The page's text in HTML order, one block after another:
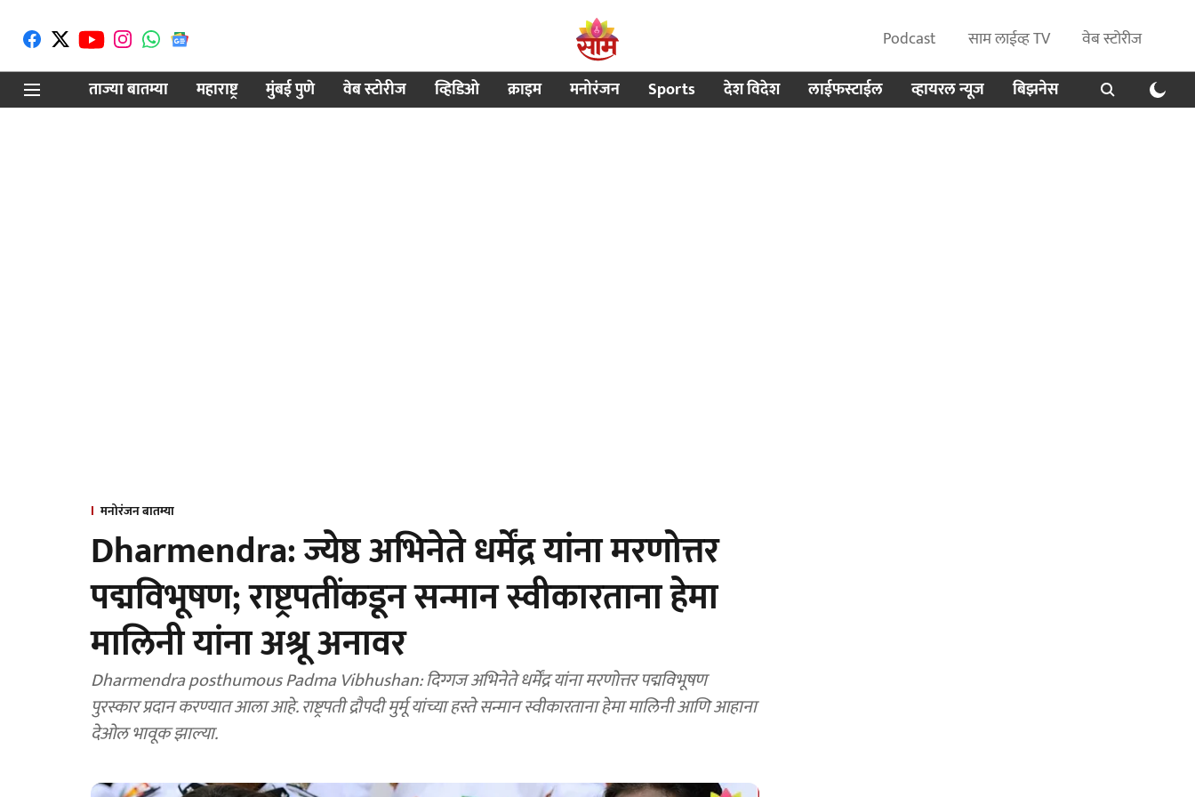
Podcast साम लाईव्ह TV
वेब स्टोरीज
ताज्या बातम्या
महाराष्ट्र मुंबई पुणे वेब स्टोरीज व्हिडिओ क्राइम मनोरंजन Sports देश विदेश लाईफस्टाईल व्हायरल न्यूज बिझनेस
मनोरंजन बातम्या
Dharmendra: ज्येष्ठ अभिनेते धर्मेंद्र यांना मरणोत्तर
पद्मविभूषण; राष्ट्रपतींकडून सन्मान स्वीकारताना हेमा
मालिनी यांना अश्रू अनावर
Dharmendra posthumous Padma Vibhushan: दिग्गज अभिनेते धर्मेंद्र यांना मरणोत्तर पद्मविभूषण
पुरस्कार प्रदान करण्यात आला आहे. राष्ट्रपती द्रौपदी मुर्मू यांच्या हस्ते सन्मान स्वीकारताना हेमा मालिनी आणि आहाना
देओल भावूक झाल्या.